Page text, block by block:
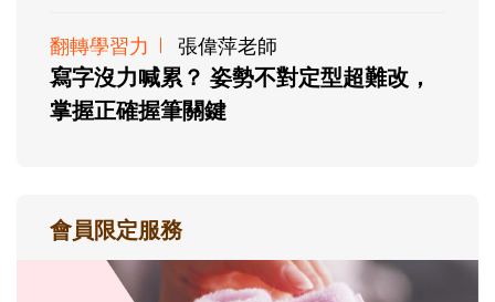
翻轉學習力 張偉萍老師
寫字沒力喊累？ 姿勢不對定型超難改，
掌握正確握筆關鍵
會員限定服務